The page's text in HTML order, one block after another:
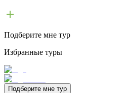
Подберите мне тур
Избранные туры
Подберите мне тур